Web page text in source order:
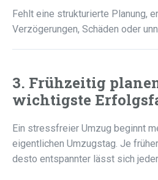
Fehlt eine strukturierte Planung,
Verzögerungen, Schäden oder
3. Frühzeitig
wichtigste
Ein stressfreier Umzug beginnt
eigentlichen Umzugstag. Je
desto entspannter lässt sich